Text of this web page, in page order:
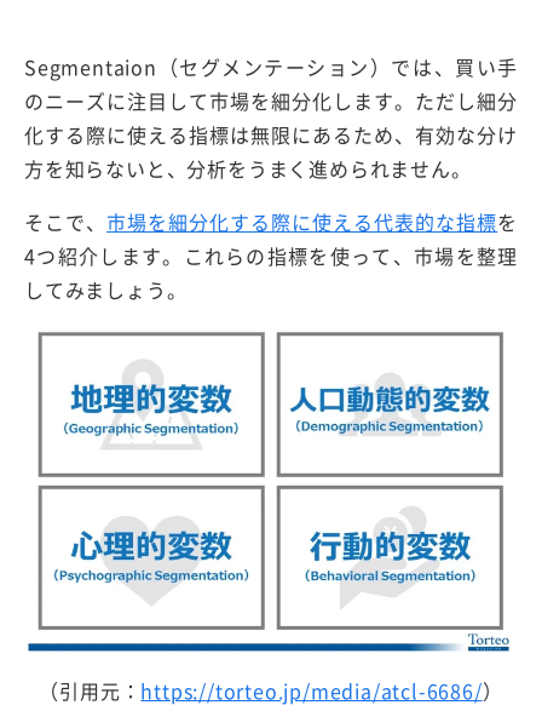
Segmentaion（セグメンテーション）では、買い手
のニーズに注目して市場を細分化します。ただし細分
化する際に使える指標は無限にあるため、有効な分け
方を知らないと、分析をうまく進められません。
そこで、市場を細分化する際に使える代表的な指標を
4つ紹介します。これらの指標を使って、市場を整理
してみましょう。
（引用元： https://torteo.jp/media/atcl-6686/）